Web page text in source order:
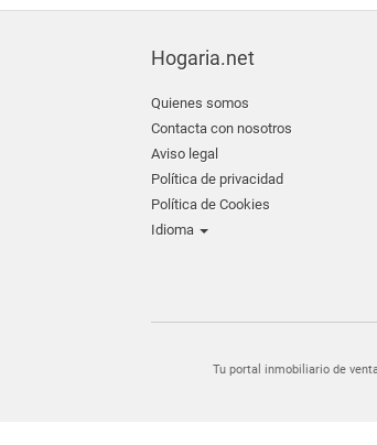
Hogaria.net
Quienes somos
Contacta con nosotros
Aviso legal
Política de privacidad
Política de Cookies
Idioma
Tu portal inmobiliario de